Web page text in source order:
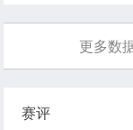
更多数
赛评